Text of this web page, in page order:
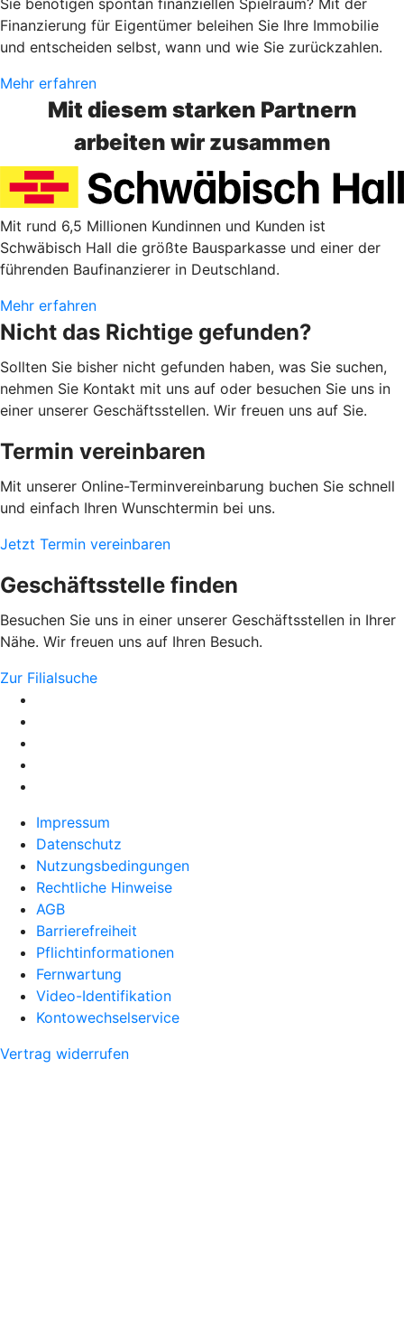
Finanzierung für Eigentümer beleihen Sie Ihre Immobilie
und entscheiden selbst, wann und wie Sie zurückzahlen.
Mehr erfahren
Mit diesem starken Partnern
arbeiten wir zusammen
Mit rund 6,5 Millionen Kundinnen und Kunden ist
Schwäbisch Hall die größte Bausparkasse und einer der
führenden Baufinanzierer in Deutschland.
Mehr erfahren
Nicht das Richtige gefunden?
Sollten Sie bisher nicht gefunden haben, was Sie suchen,
nehmen Sie Kontakt mit uns auf oder besuchen Sie uns in
einer unserer Geschäftsstellen. Wir freuen uns auf Sie.
Termin vereinbaren
Mit unserer Online-Terminvereinbarung buchen Sie schnell
und einfach Ihren Wunschtermin bei uns.
Jetzt Termin vereinbaren
Geschäftsstelle finden
Besuchen Sie uns in einer unserer Geschäftsstellen in Ihrer
Nähe. Wir freuen uns auf Ihren Besuch.
Zur Filialsuche
Impressum
Datenschutz
Nutzungsbedingungen
Rechtliche Hinweise
AGB
Barrierefreiheit
Pflichtinformationen
Fernwartung
Video-Identifikation
Kontowechselservice
Vertrag widerrufen